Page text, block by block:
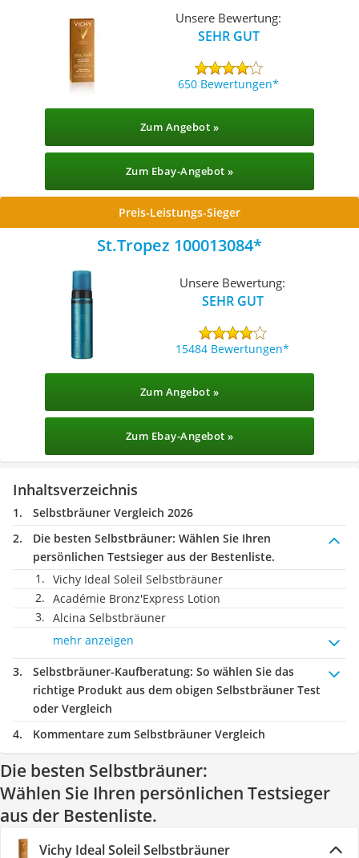
Unsere Bewertung:
SEHR GUT
650 Bewertungen
Zum Angebot »
Zum Ebay-Angebot »
Preis-Leistungs-Sieger
St.Tropez 100013084
Unsere Bewertung:
SEHR GUT
15484 Bewertungen
Zum Angebot »
Zum Ebay-Angebot »
Inhaltsverzeichnis
Selbstbräuner Vergleich 2026
Die besten Selbstbräuner: Wählen Sie Ihren
persönlichen Testsieger aus der Bestenliste.
Vichy ‎Ideal Soleil Selbstbräuner
Académie Bronz'Express Lotion
Alcina Selbstbräuner
mehr anzeigen
Selbstbräuner-Kaufberatung: So wählen Sie das
richtige Produkt aus dem obigen Selbstbräuner Test
oder Vergleich
Kommentare zum Selbstbräuner Vergleich
Die besten Selbstbräuner:
Wählen Sie Ihren persönlichen Testsieger
aus der Bestenliste.
Vichy ‎Ideal Soleil Selbstbräuner